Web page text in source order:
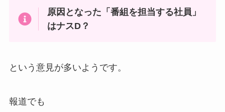
原因となった「番組を担当する社員」
はナスD？
という意見が多いようです。
報道でも